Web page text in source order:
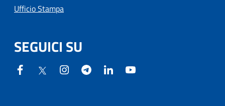
Ufficio Stampa
SEGUICI SU